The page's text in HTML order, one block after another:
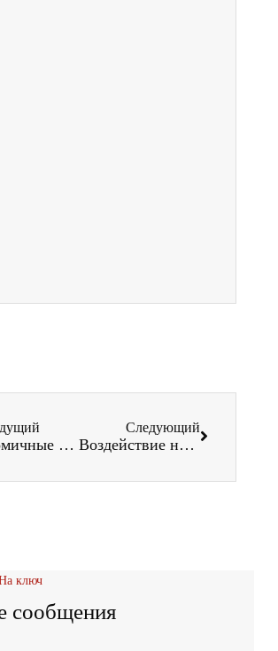
Экономичные решения с использованием профилегибочных машин для производства легких стальных профилей
Следующий
Воздействие на окружающую среду профилегибочных машин для производства ставней
ключ
сообщения